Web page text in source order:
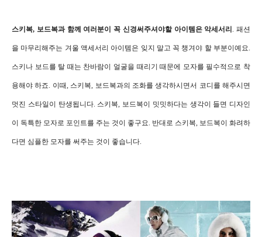
스키복, 보드복과 함께 여러분이 꼭 신경써주셔야할 아이템은 악세서리 . 패션
을 마무리해주는 겨울 액세서리 아이템은 잊지 말고 꼭 챙겨야 할 부분이예요.
스키나 보드를 탈 때는 찬바람이 얼굴을 때리기 때문에 모자를 필수적으로 착
용해야 하죠. 이때, 스키복, 보드복과의 조화를 생각하시면서 코디를 해주시면
멋진 스타일이 탄생됩니다. 스키복, 보드복이 밋밋하다는 생각이 들면 디자인
이 독특한 모자로 포인트를 주는 것이 좋구요. 반대로 스키복, 보드복이 화려하
다면 심플한 모자를 써주는 것이 좋습니다.